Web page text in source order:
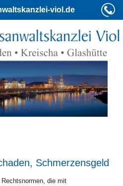
viol.de
Schmerzensgeld
die mit